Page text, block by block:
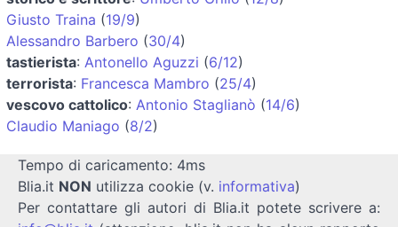
Giusto Traina (19/9)
Alessandro Barbero (30/4)
tastierista: Antonello Aguzzi (6/12)
terrorista: Francesca Mambro (25/4)
vescovo cattolico: Antonio Staglianò (14/6)
Claudio Maniago (8/2)
Tempo di caricamento: 4ms
Blia.it NON utilizza cookie (v. informativa)
Per contattare gli autori di Blia.it potete scrivere a: